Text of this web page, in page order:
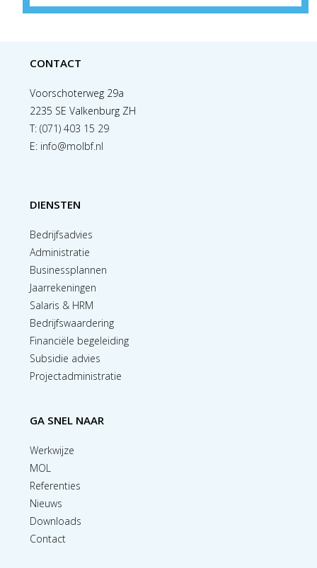
CONTACT
Voorschoterweg 29a
2235 SE Valkenburg ZH
T:(071) 403 15 29
E: info@molbf.nl
DIENSTEN
Bedrijfsadvies
Administratie
Businessplannen
Jaarrekeningen
Salaris & HRM
Bedrijfswaardering
Financiële begeleiding
Subsidie advies
Projectadministratie
GA SNEL NAAR
Werkwijze
MOL
Referenties
Nieuws
Downloads
Contact